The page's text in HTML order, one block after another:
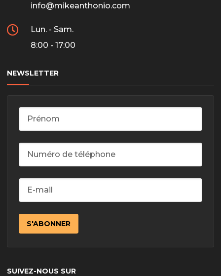
info@mikeanthonio.com
Lun. - Sam.
8:00 - 17:00
NEWSLETTER
SUIVEZ-NOUS SUR